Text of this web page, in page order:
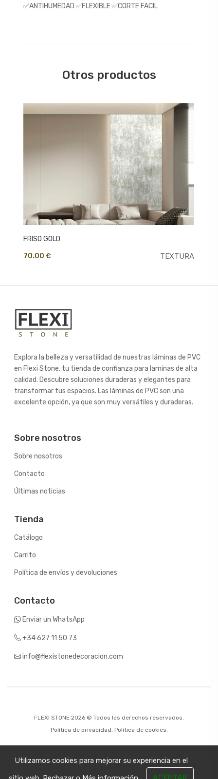
✅ANTIHUMEDAD ✅FLEXIBLE ✅CORTE FACIL
Otros productos
FRISO GOLD
70.00 € TEXTURA
Utilizamos cookies para mejorar su experiencia en el
Explora la belleza y versatilidad de nuestras láminas de PVC
en Flexi Stone, tu tienda de confianza para laminas de alta
calidad. Descubre soluciones duraderas y elegantes para
transformar tus espacios. Las láminas de PVC son una
excelente opción, ya que son muy versátiles y duraderas.
Sobre nosotros
Sobre nosotros
Contacto
Últimas noticias
Tienda
Catálogo
Carrito
Política de envíos y devoluciones
Contacto
Enviar un WhatsApp
+34 627 11 50 73
info@flexistonedecoracion.com
FLEXI STONE 2026 © Todos los derechos reservados.
Política de privacidad Política de cookies.